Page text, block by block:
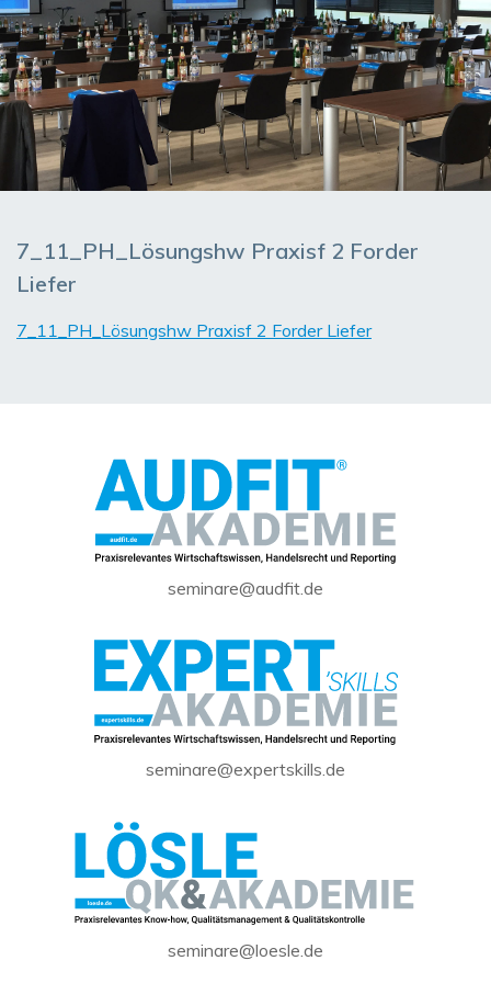
7_11_PH_Lösungshw Praxisf 2 Forder
Liefer
7_11_PH_Lösungshw Praxisf 2 Forder Liefer
seminare@audfit.de
seminare@expertskills.de
seminare@loesle.de